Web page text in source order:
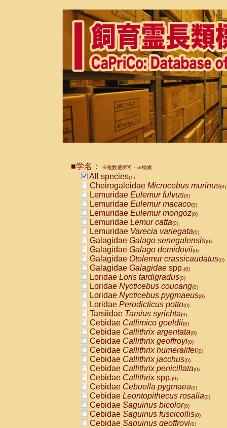
■学名： ※複数選択可・or検索
All species(1)
Cheirogaleidae Microcebus murinus(0)
Lemuridae Eulemur fulvus(0)
Lemuridae Eulemur macaco(0)
Lemuridae Eulemur mongoz(0)
Lemuridae Lemur catta(0)
Lemuridae Varecia variegata(0)
Galagidae Galago senegalensis(0)
Galagidae Galago demidovii(0)
Galagidae Otolemur crassicaudatus(0)
Galagidae Galagidae spp.(0)
Loridae Loris tardigradus(0)
Loridae Nycticebus coucang(0)
Loridae Nycticebus pygmaeus(0)
Loridae Perodicticus potto(0)
Tarsiidae Tarsius syrichta(0)
Cebidae Callimico goeldii(0)
Cebidae Callithrix argentata(0)
Cebidae Callithrix geoffroyi(0)
Cebidae Callithrix humeralifer(0)
Cebidae Callithrix jacchus(0)
Cebidae Callithrix penicillata(0)
Cebidae Callithrixspp.(0)
Cebidae Cebuella pygmaea(0)
Cebidae Leontopithecus rosalia(0)
Cebidae Saguinus bicolor(0)
Cebidae Saguinus fuscicollis(0)
Cebidae Saguinus geoffroyi(0)